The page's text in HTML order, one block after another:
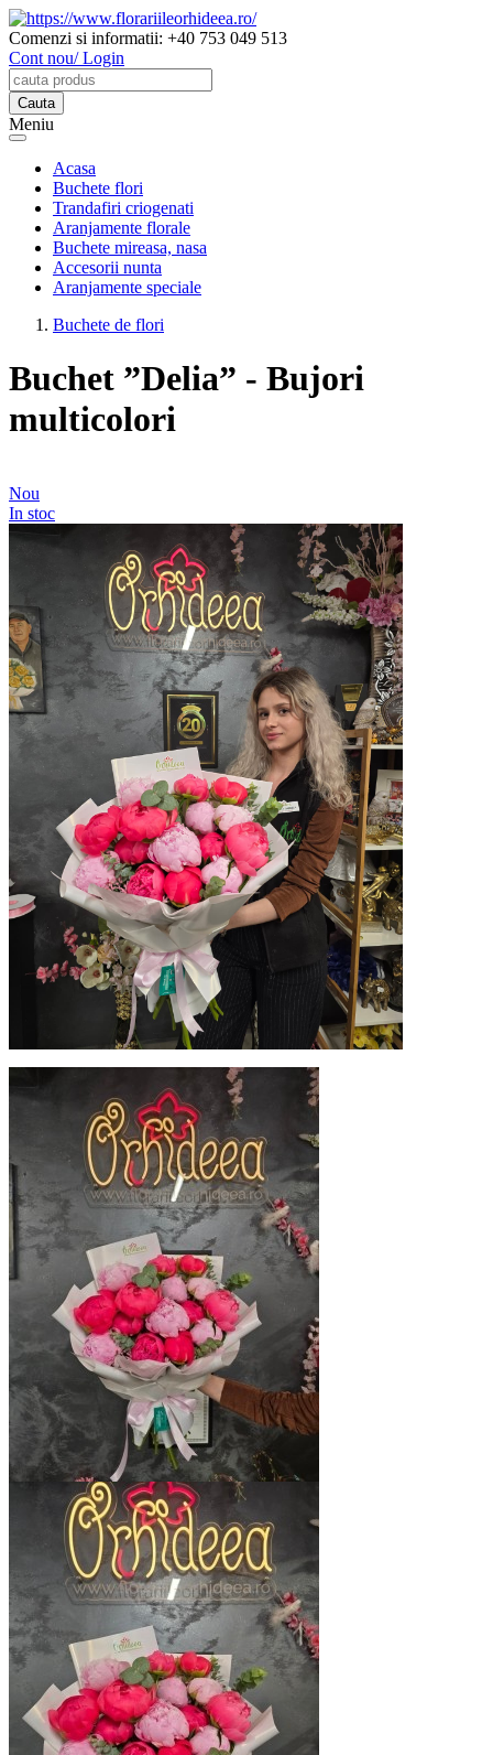
Comenzi si informatii: +40 753 049 513
Cont nou/ Login
Meniu
Acasa
Buchete flori
Trandafiri criogenati
Aranjamente florale
Buchete mireasa, nasa
Accesorii nunta
Aranjamente speciale
Buchete de flori
Buchet ”Delia” - Bujori
multicolori
Nou
In stoc